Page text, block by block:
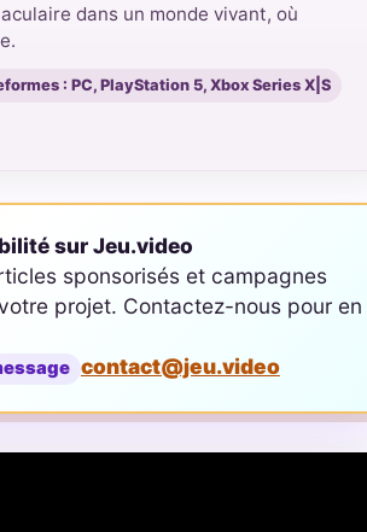
dans un monde vivant, où
: PC, PlayStation 5, Xbox Series X|S
sur Jeu.video
sponsorisés et campagnes
projet. Contactez-nous pour en
contact@jeu.video